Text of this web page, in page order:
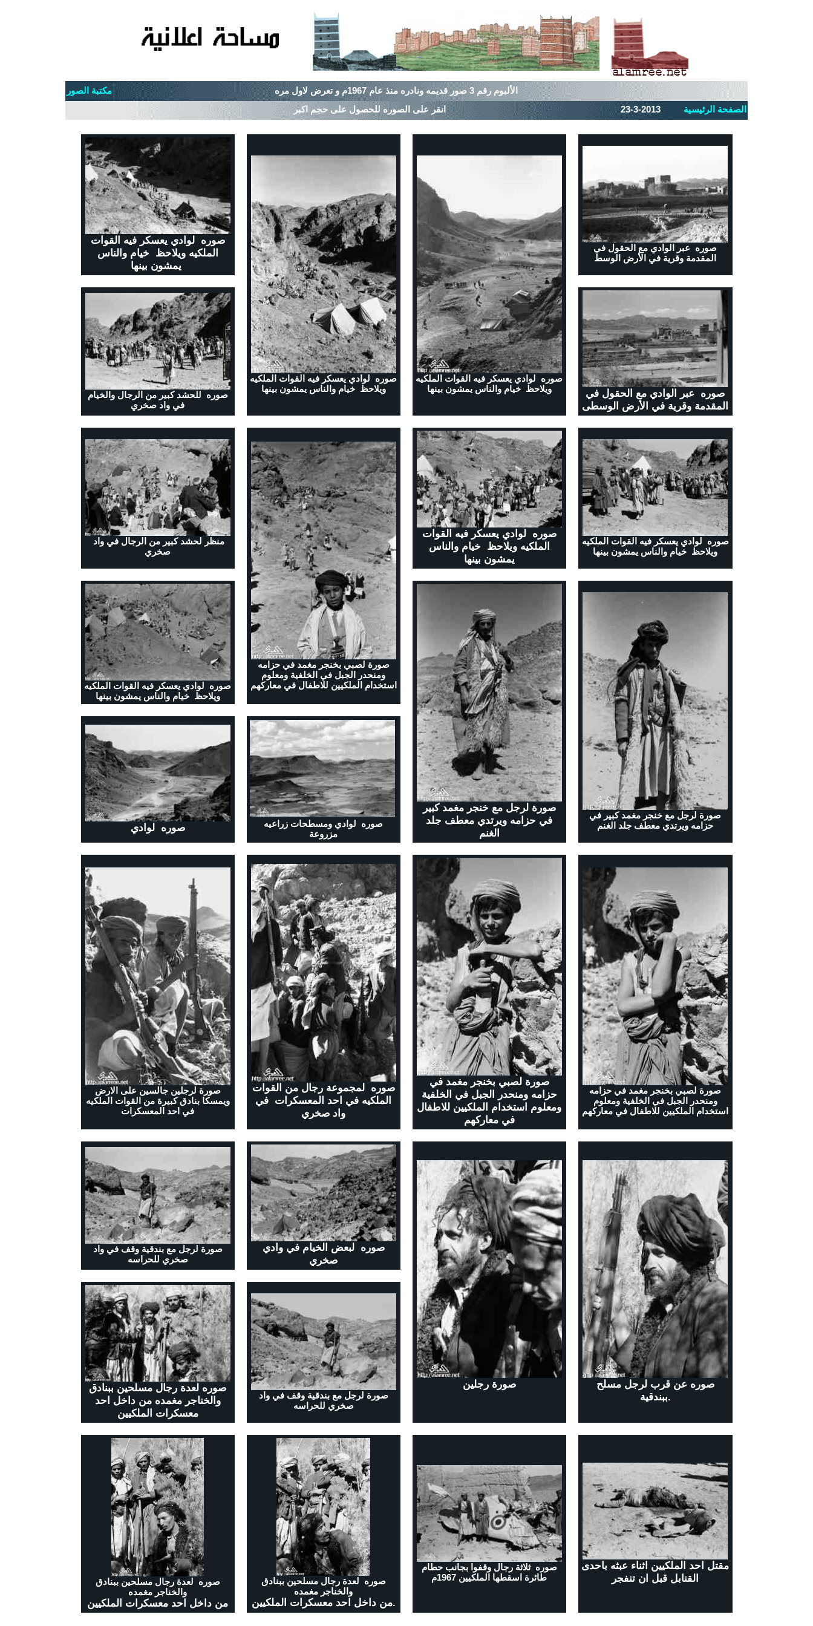
مكتبة الصور الألبوم رقم3صور قديمه ونادره منذ عام 1967م و تعرض لاول مره
انقر على الصوره للحصول على حجم اكبر
23-3-2013 الصفحة الرئيسية
صوره لوادي يعسكر فيه القوات
الملكيه ويلاحظ خيام والناس
صوره لوادي يعسكر فيه القوات الملكيه
ويلاحظ خيام والناس يمشون بينها
صوره لوادي يعسكر فيه القوات الملكيه
ويلاحظ خيام والناس يمشون بينها
صوره عبر الوادي مع الحقول في
المقدمة وقرية في الأرض الوسط
صوره للحشد كبير من الرجال والخيام
في واد صخري
صوره عبر الوادي مع الحقول في
المقدمة وقرية في الأرض الوسطى
صخري
صورة لصبي بخنجر مغمد في حزامه
ومنحدر الجبل في الخلفية ومعلوم
استخدام الملكيين للاطفال في معاركهم
صوره لوادي يعسكر فيه القوات
الملكيه ويلاحظ خيام والناس
يمشون بينها
صوره لوادي يعسكر فيه القوات الملكيه
ويلاحظ خيام والناس يمشون بينها
صوره لوادي يعسكر فيه القوات الملكيه
ويلاحظ خيام والناس يمشون بينها
صورة لرجل مع خنجر مغمد كبير
في حزامه ويرتدي معطف جلد
الغنم
صورة لرجل مع خنجر مغمد كبير في
حزامه ويرتدي معطف جلد الغنم
صوره لوادي
صوره لوادي ومسطحات زراعيه
مزروعة
صورة لرجلين جالسين على الارض
ويمسكا بنادق كبيرة من القوات الملكيه
في احد المعسكرات
صوره لمجموعة رجال من القوات
الملكيه في احد المعسكرات في
واد صخري
صورة لصبي بخنجر مغمد في
حزامه ومنحدر الجبل في الخلفية
ومعلوم استخدام الملكيين للاطفال
في معاركهم
صورة لصبي بخنجر مغمد في حزامه
ومنحدر الجبل في الخلفية ومعلوم
استخدام الملكيين للاطفال في معاركهم
صورة لرجل مع بندقية وقف في واد
صخري للحراسه
صوره لبعض الخيام في وادي
صخري
صورة رجلين
صوره عن قرب لرجل مسلح
ببندقية.
صوره لعدة رجال مسلحين ببنادق
والخناجر مغمده من داخل احد
معسكرات الملكيين
صورة لرجل مع بندقية وقف في واد
صخري للحراسه
صوره لعدة رجال مسلحين ببنادق
والخناجر مغمده
من داخل احد معسكرات الملكيين
صوره لعدة رجال مسلحين ببنادق
والخناجر مغمده
من داخل احد معسكرات الملكيين.
صوره ثلاثة رجال وقفوا بجانب حطام
طائرة اسقطها الملكيين 1967م
مقتل احد الملكيين اثناء عبثه باحدى
القنابل قبل ان تنفجر